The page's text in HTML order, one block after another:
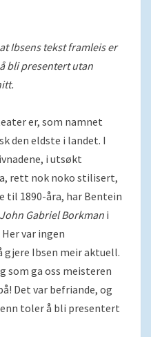
Ibsens tekst framleis er
bli presentert utan
er, som namnet
den eldste i landet. I
i utsøkt
rett nok noko stilisert,
til 1890-åra, har Bentein
John Gabriel Borkman i
var ingen
Ibsen meir aktuell.
som ga oss meisteren
Det var befriande, og
toler å bli presentert